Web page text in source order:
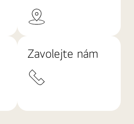
Zavolejte nám